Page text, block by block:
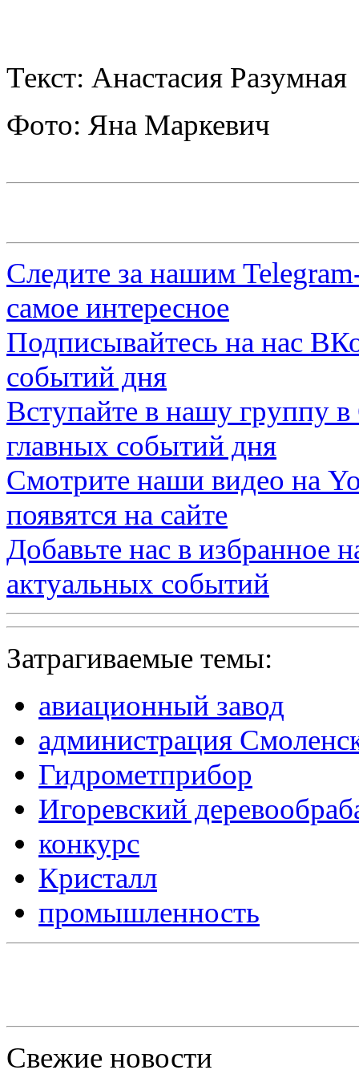
Текст: Анастасия Разумная
Фото: Яна Маркевич
Следите за нашим
самое интересное
Подписывайтесь на нас
событий дня
Вступайте в нашу группу в
главных событий дня
Смотрите наши видео на
появятся на сайте
Добавьте нас в избранное
актуальных событий
Затрагиваемые темы:
авиационный завод
администрация
Гидрометприбор
Игоревский
конкурс
Кристалл
промышленность
Свежие новости